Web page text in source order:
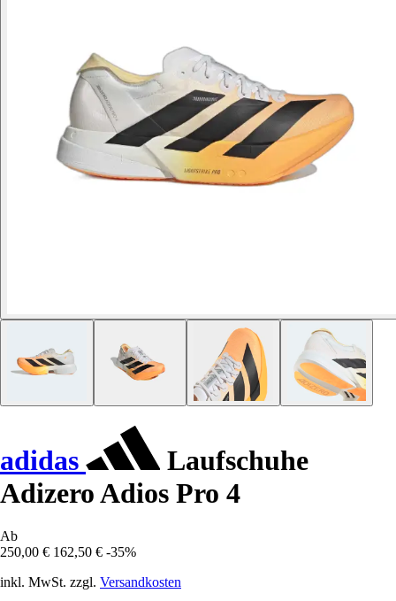
adidas
Laufschuhe
Adizero Adios Pro 4
Ab
250,00 € 162,50 € -35%
inkl. MwSt. zzgl. Versandkosten